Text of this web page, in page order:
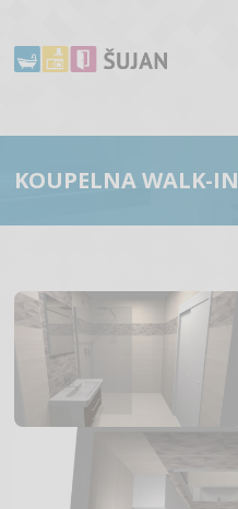
KOUPELNA WALK-IN